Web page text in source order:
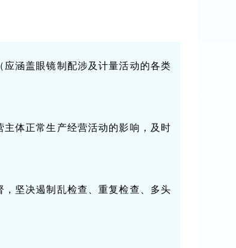
涵盖眼镜制配涉及计量活动的各类
体正常生产经营活动的影响，及时
坚决遏制乱检查、重复检查、多头